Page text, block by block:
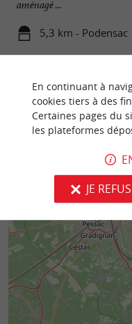
aménagé ...
5,3 km - Podensac
En continuant à
cookies tiers à des
Certaines pages du
les plateformes
JE